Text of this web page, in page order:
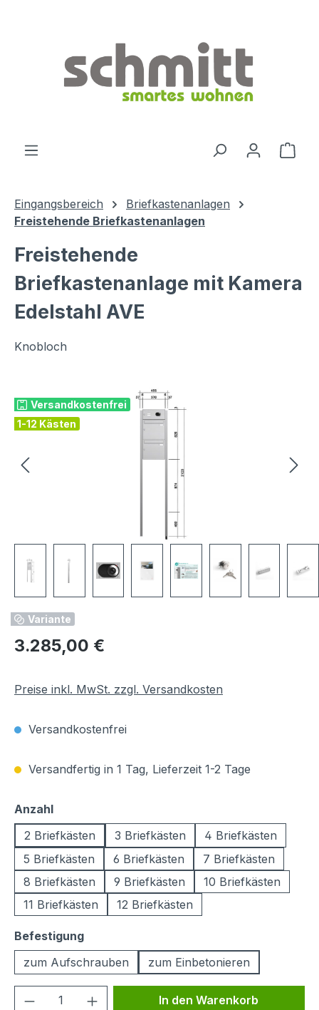
Eingangsbereich
Briefkastenanlagen
Freistehende Briefkastenanlagen
Freistehende
Briefkastenanlage mit Kamera
Edelstahl AVE
Knobloch
Versandkostenfrei
1-12 Kästen
Variante
Regulärer Preis:
3.285,00 €
Preise inkl. MwSt. zzgl. Versandkosten
Versandkostenfrei
Versandfertig in 1 Tag, Lieferzeit 1-2 Tage
Anzahlauswählen
2 Briefkästen
3 Briefkästen
4 Briefkästen
5 Briefkästen
6 Briefkästen
7 Briefkästen
8 Briefkästen
9 Briefkästen
10 Briefkästen
11 Briefkästen
12 Briefkästen
Befestigungauswählen
zum Aufschrauben
zum Einbetonieren
Produkt Anzahl: Gib denIn den Warenkorb